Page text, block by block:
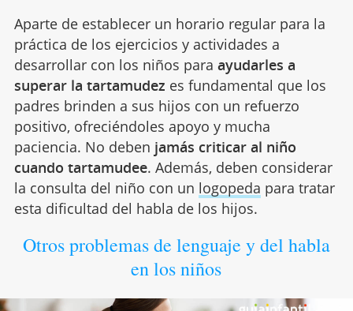
Aparte de establecer un horario regular para la
práctica de los ejercicios y actividades a
desarrollar con los niños para ayudarles a
superar la tartamudez es fundamental que los
padres brinden a sus hijos con un refuerzo
positivo, ofreciéndoles apoyo y mucha
paciencia. No deben jamás criticar al niño
cuando tartamudee. Además, deben considerar
la consulta del niño con un logopeda para tratar
esta dificultad del habla de los hijos.
Otros problemas de lenguaje y del habla
en los niños